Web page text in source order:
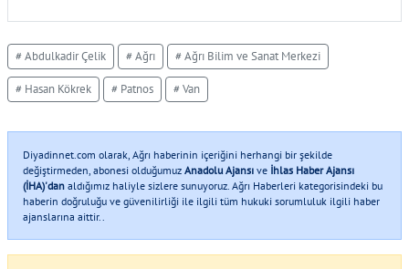
# Abdulkadir Çelik # Ağrı # Ağrı Bilim ve Sanat Merkezi
# Hasan Kökrek # Patnos # Van
Diyadinnet.com olarak, Ağrı haberinin içeriğini herhangi bir şekilde
değiştirmeden, abonesi olduğumuz Anadolu Ajansı ve İhlas Haber Ajansı
(İHA)'dan aldığımız haliyle sizlere sunuyoruz. Ağrı Haberleri kategorisindeki bu
haberin doğruluğu ve güvenilirliği ile ilgili tüm hukuki sorumluluk ilgili haber
ajanslarına aittir..